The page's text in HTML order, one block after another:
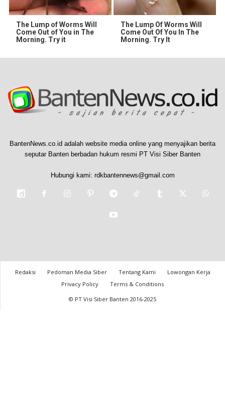
The Lump of Worms Will
Come Out of You in The
Morning. Try it
The Lump Of Worms Will
Come Out Of You In The
Morning. Try It
BantenNews.co.id adalah website media online yang menyajikan berita
seputar Banten berbadan hukum resmi PT Visi Siber Banten
Hubungi kami: rdkbantennews@gmail.com
Redaksi Pedoman Media Siber Tentang Kami
Lowongan Kerja
Privacy Policy
Terms & Conditions
© PT Visi Siber Banten 2016-2025